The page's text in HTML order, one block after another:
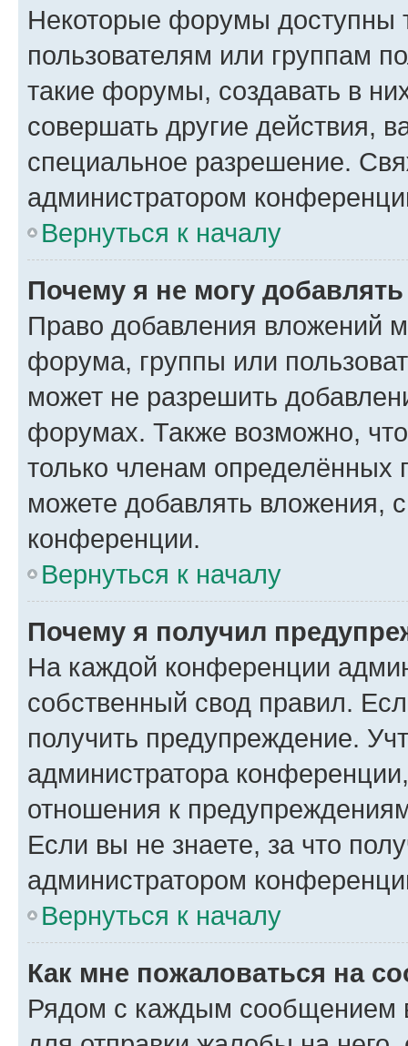
Некоторые форумы доступны
пользователям или группам
такие форумы, создавать в
совершать другие действия,
специальное разрешение.
администратором
Вернуться к началу
Почему я не могу
Право добавления вложений
форума, группы или
может не разрешить
форумах. Также возможно,
только членам определённых
можете добавлять вложения,
конференции.
Вернуться к началу
Почему я получил
На каждой конференции
собственный свод правил.
получить предупреждение.
администратора
отношения к
Если вы не знаете, за что
администратором
Вернуться к началу
Как мне пожаловаться на
Рядом с каждым сообщением